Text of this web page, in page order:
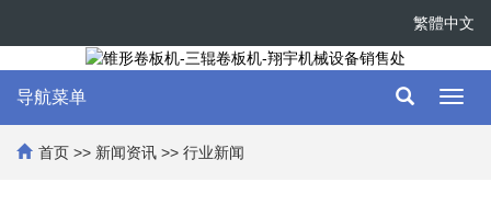
繁體中文
导航菜单
首页 >> 新闻资讯 >> 行业新闻